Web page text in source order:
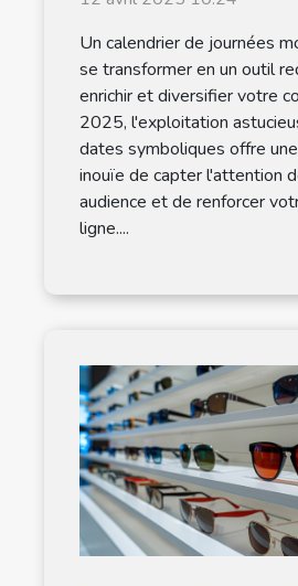
dynamiser votre
contenu en
Un calendrier de journées
se transformer en un outil
enrichir et diversifier votre
2025, l'exploitation
dates symboliques offre
inouïe de capter l'attention
audience et de renforcer
ligne....